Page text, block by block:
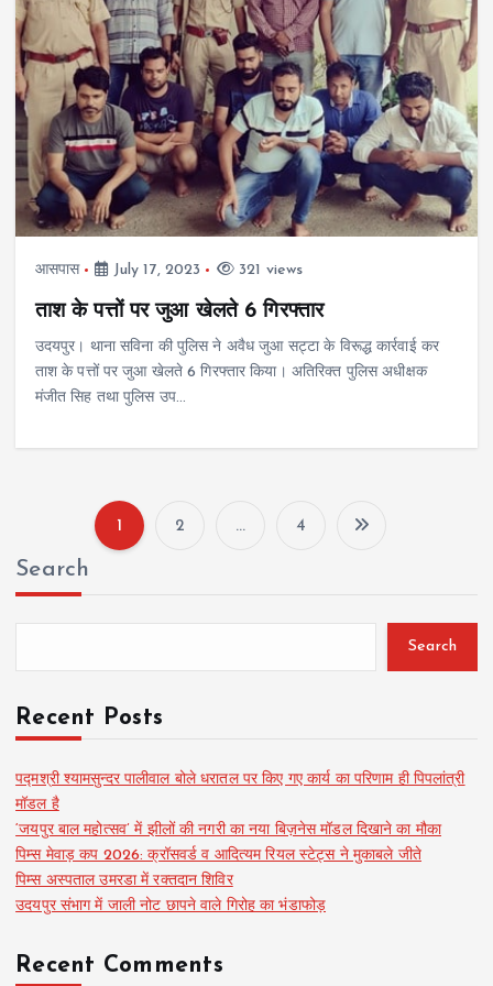
आसपास July 17, 2023 321 views
ताश के पत्तों पर जुआ खेलते 6 गिरफ्तार
उदयपुर। थाना सविना की पुलिस ने अवैध जुआ सट्टा के विरूद्ध कार्रवाई कर
ताश के पत्तों पर जुआ खेलते 6 गिरफ्तार किया। अतिरिक्त पुलिस अधीक्षक
मंजीत सिह तथा पुलिस उप…
s
p
a
g
1 2 … 4
Search
Search
Recent Posts
पद्मश्री श्यामसुन्दर पालीवाल बोले धरातल पर किए गए कार्य का परिणाम ही पिपलांत्री
मॉडल है
‘जयपुर बाल महोत्सव’ में झीलों की नगरी का नया बिज़नेस मॉडल दिखाने का मौका
पिम्स मेवाड़ कप 2026: क्रॉसवर्ड व आदित्यम रियल स्टेट्स ने मुकाबले जीते
पिम्स अस्पताल उमरडा में रक्तदान शिविर
उदयपुर संभाग में जाली नोट छापने वाले गिरोह का भंडाफोड़
Recent Comments